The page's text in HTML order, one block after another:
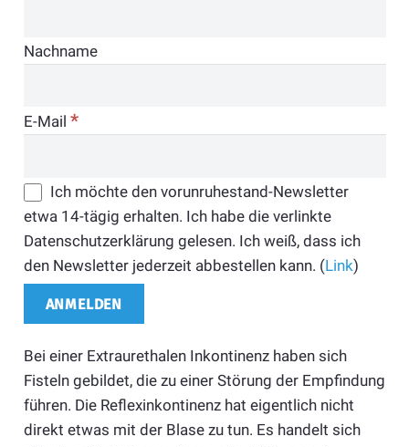
Nachname
E-Mail *
Ich möchte den vorunruhestand-Newsletter
etwa 14-tägig erhalten. Ich habe die verlinkte
Datenschutzerklärung gelesen. Ich weiß, dass ich
den Newsletter jederzeit abbestellen kann. (Link)
Bei einer Extraurethalen Inkontinenz haben sich
Fisteln gebildet, die zu einer Störung der Empfindung
führen. Die Reflexinkontinenz hat eigentlich nicht
direkt etwas mit der Blase zu tun. Es handelt sich